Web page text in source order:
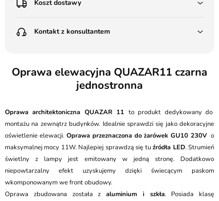
Koszt dostawy
Poczta Polska Kurier 48H - 11 zł
(od 1000 zł dla gabarytów, nie dotyczy produktów 3m)
Kurier GLS - 20 zł
Przesyłka Gabarytowa - 35 zł
Kontakt z konsultantem
Batalionów Chłopskich 12, 94-058 Łódź
Oprawa elewacyjna QUAZAR11 czarna
jednostronna
Oprawa architektoniczna QUAZAR 11 to produkt dedykowany do
montażu na zewnątrz budynków. Idealnie sprawdzi się jako dekoracyjne
oświetlenie elewacji. Oprawa przeznaczona do żarówek GU10 230V o
maksymalnej mocy 11W. Najlepiej sprawdzą się tuźródła LED. Strumień
świetlny z lampy jest emitowany w jedną stronę. Dodatkowo
niepowtarzalny efekt uzyskujemy dzięki świecącym paskom
wkomponowanym we front obudowy.
Oprawa zbudowana została z aluminium i szkła. Posiada klasę